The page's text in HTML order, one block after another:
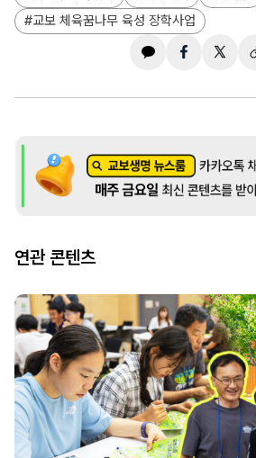
교보 체육꿈나무 육성 장학사업
연관 콘텐츠